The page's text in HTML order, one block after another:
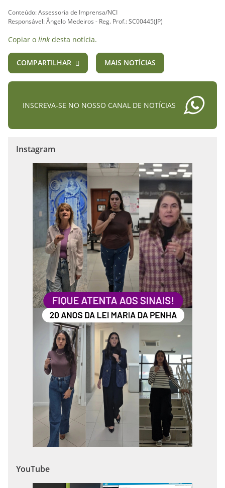
Conteúdo: Assessoria de Imprensa/NCI
Responsável: Ângelo Medeiros - Reg. Prof.: SC00445(JP)
Copiar o link desta notícia.
COMPARTILHAR MAIS NOTÍCIAS
INSCREVA-SE NO NOSSO CANAL DE NOTÍCIAS
Instagram
YouTube